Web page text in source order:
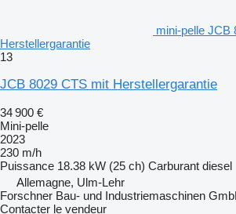
mini-pelle JCB
Herstellergarantie
13
JCB 8029 CTS mit Herstellergarantie
34 900 €
Mini-pelle
2023
230 m/h
Puissance 18.38 kW (25 ch) Carburant diesel
Allemagne, Ulm-Lehr
Forschner Bau- und Industriemaschinen
Contacter le vendeur